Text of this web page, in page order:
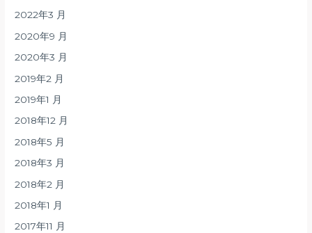
2022年3 月
2020年9 月
2020年3 月
2019年2 月
2019年1 月
2018年12 月
2018年5 月
2018年3 月
2018年2 月
2018年1 月
2017年11 月